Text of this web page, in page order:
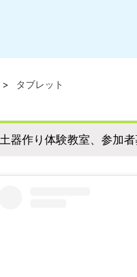
タブレット
土器作り体験教室、参加者